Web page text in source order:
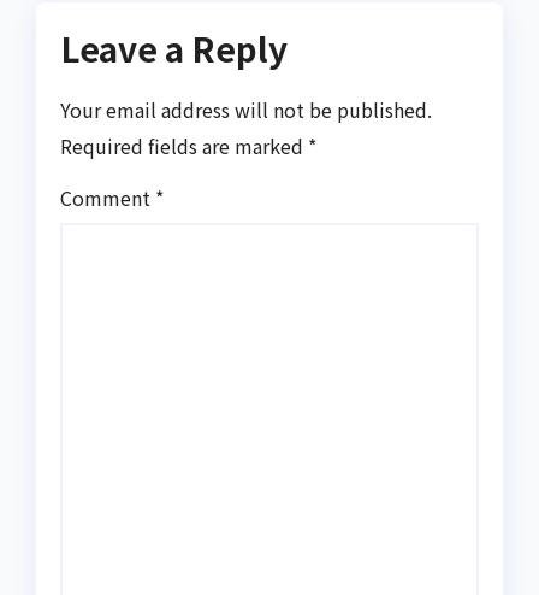
Leave a Reply
Your email address will not be published.
Required fields are marked *
Comment *